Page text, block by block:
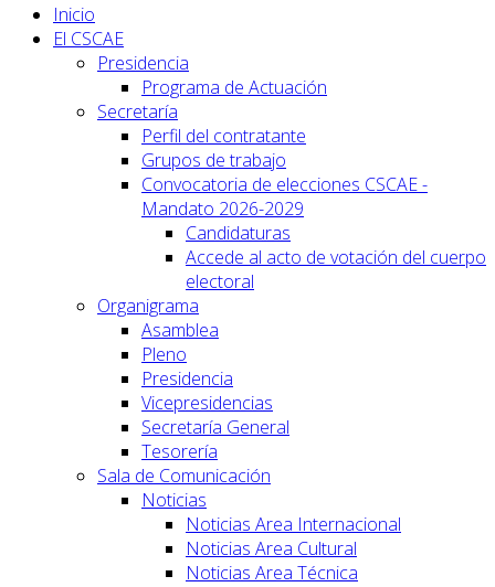
Inicio
El CSCAE
Presidencia
Programa de Actuación
Secretaría
Perfil del contratante
Grupos de trabajo
Convocatoria de elecciones CSCAE -
Mandato 2026-2029
Candidaturas
Accede al acto de votación del cuerpo
electoral
Organigrama
Asamblea
Pleno
Presidencia
Vicepresidencias
Secretaría General
Tesorería
Sala de Comunicación
Noticias
Noticias Area Internacional
Noticias Area Cultural
Noticias Area Técnica